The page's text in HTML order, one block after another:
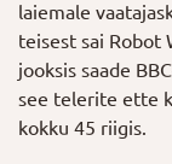
laiemale
teisest sai Robot
jooksis saade
see telerite ette
kokku 45 riigis.